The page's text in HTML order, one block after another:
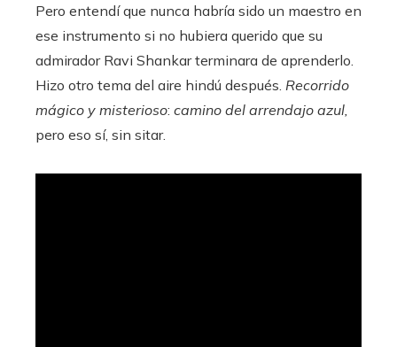
Pero entendí que nunca habría sido un maestro en
ese instrumento si no hubiera querido que su
admirador Ravi Shankar terminara de aprenderlo.
Hizo otro tema del aire hindú después. Recorrido
mágico y misterioso: camino del arrendajo azul,
pero eso sí, sin sitar.